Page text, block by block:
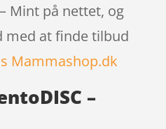
Mint på nettet, og
med at finde tilbud
Mammashop.dk
–